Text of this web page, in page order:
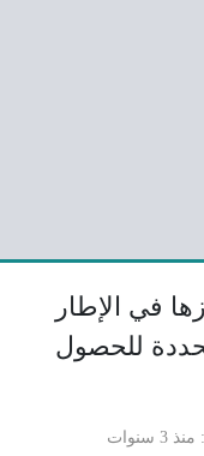
في الإطار
للحصول
منذ 3 سنوات